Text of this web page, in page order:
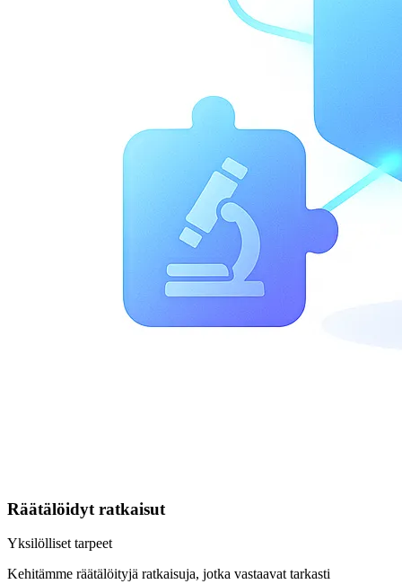
Räätälöidyt ratkaisut
Yksilölliset tarpeet
Kehitämme räätälöityjä ratkaisuja, jotka vastaavat tarkasti